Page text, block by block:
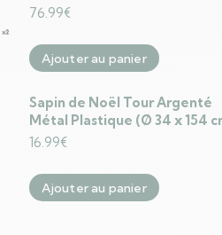
76.99€
Ajouter au panier
Sapin de Noël Tour Argenté
Métal Plastique (Ø 34 x 154
16.99€
Ajouter au panier